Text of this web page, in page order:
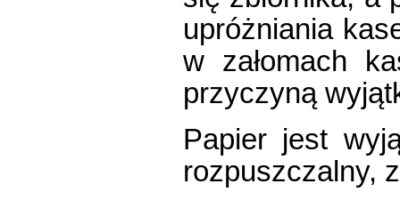
upróżniania
w załomach
przyczyną
Papier jest
rozpuszczalny,